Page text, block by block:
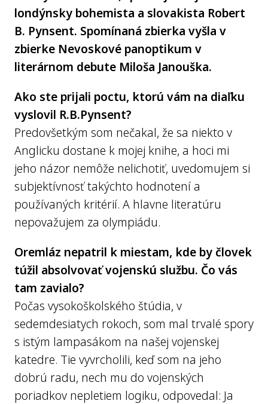
londýnsky bohemista a slovakista Robert
B. Pynsent. Spomínaná zbierka vyšla v
zbierke Nevoskové panoptikum v
literárnom debute Miloša Janouška.
Ako ste prijali poctu, ktorú vám na diaľku
vyslovil R.B.Pynsent?
Predovšetkým som nečakal, že sa niekto v
Anglicku dostane k mojej knihe, a hoci mi
jeho názor nemôže nelichotiť, uvedomujem si
subjektívnosť takýchto hodnotení a
používaných kritérií. A hlavne literatúru
nepovažujem za olympiádu.
Oremláz nepatril k miestam, kde by človek
túžil absolvovať vojenskú službu. Čo vás
tam zavialo?
Počas vysokoškolského štúdia, v
sedemdesiatych rokoch, som mal trvalé spory
s istým lampasákom na našej vojenskej
katedre. Tie vyvrcholili, keď som na jeho
dobrú radu, nech mu do vojenských
poriadkov nepletiem logiku, odpovedal: Ja